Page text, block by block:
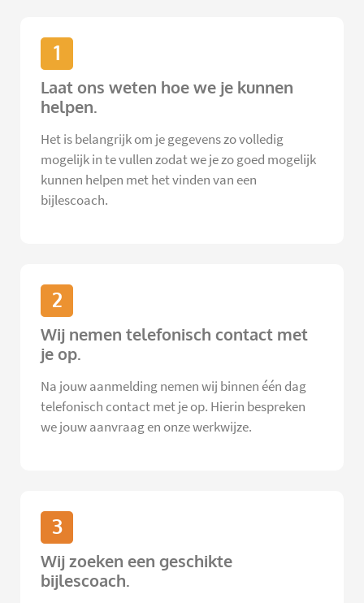
1
Laat ons weten hoe we je kunnen
helpen.
Het is belangrijk om je gegevens zo volledig
mogelijk in te vullen zodat we je zo goed mogelijk
kunnen helpen met het vinden van een
bijlescoach.
2
Wij nemen telefonisch contact met
je op.
Na jouw aanmelding nemen wij binnen één dag
telefonisch contact met je op. Hierin bespreken
we jouw aanvraag en onze werkwijze.
3
Wij zoeken een geschikte
bijlescoach.